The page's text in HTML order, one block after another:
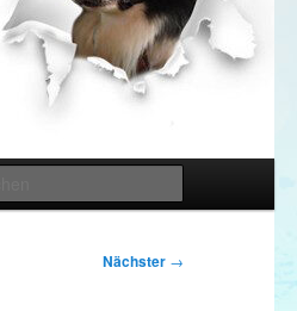
Nächster →